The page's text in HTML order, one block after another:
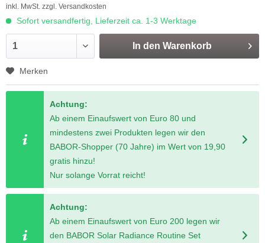
inkl. MwSt. zzgl. Versandkosten
Sofort versandfertig, Lieferzeit ca. 1-3 Werktage
In den Warenkorb
Merken
Achtung:
Ab einem Einaufswert von Euro 80 und
mindestens zwei Produkten legen wir den
BABOR-Shopper (70 Jahre) im Wert von 19,90
gratis hinzu!
Nur solange Vorrat reicht!
Achtung:
Ab einem Einaufswert von Euro 200 legen wir
den BABOR Solar Radiance Routine Set